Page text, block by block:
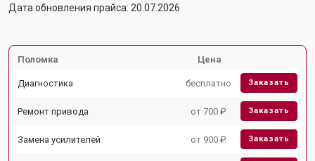
Дата обновления прайса: 20.07.2026
Поломка Цена
Диагностика бесплатно Заказать
Ремонт привода от 700 ₽ Заказать
Замена усилителей от 900 ₽ Заказать